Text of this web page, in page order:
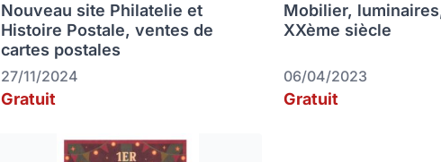
Nouveau site Philatelie et
Histoire Postale, ventes de
cartes postales
27/11/2024
Gratuit
Mobilier,
XXème siècle
06/04/2023
Gratuit